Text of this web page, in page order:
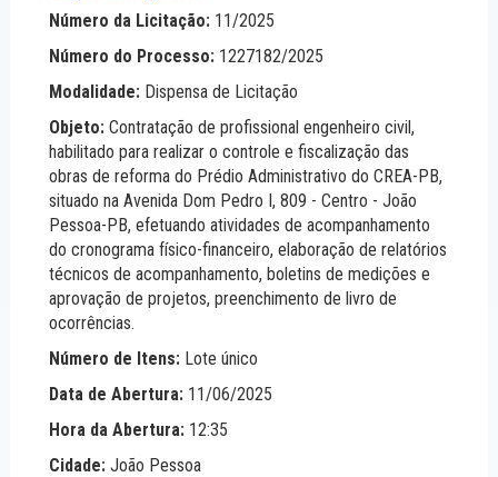
Número da Licitação: 11/2025
Número do Processo: 1227182/2025
Modalidade: Dispensa de Licitação
Objeto: Contratação de profissional engenheiro civil,
habilitado para realizar o controle e fiscalização das
obras de reforma do Prédio Administrativo do CREA-PB,
situado na Avenida Dom Pedro I, 809 - Centro - João
Pessoa-PB, efetuando atividades de acompanhamento
do cronograma físico-financeiro, elaboração de relatórios
técnicos de acompanhamento, boletins de medições e
aprovação de projetos, preenchimento de livro de
ocorrências.
Número de Itens: Lote único
Data de Abertura: 11/06/2025
Hora da Abertura: 12:35
Cidade: João Pessoa